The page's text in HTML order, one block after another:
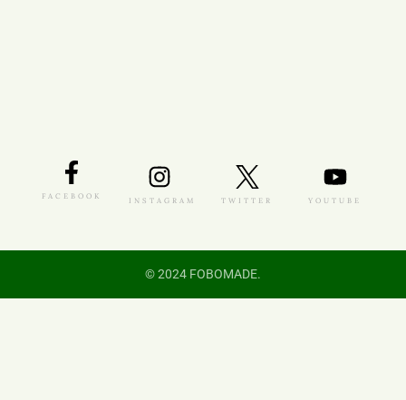
FACEBOOK INSTAGRAM TWITTER YOUTUBE
© 2024 FOBOMADE.